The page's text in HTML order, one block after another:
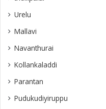
Urelu
Mallavi
Navanthurai
Kollankaladdi
Parantan
Pudukudiyiruppu